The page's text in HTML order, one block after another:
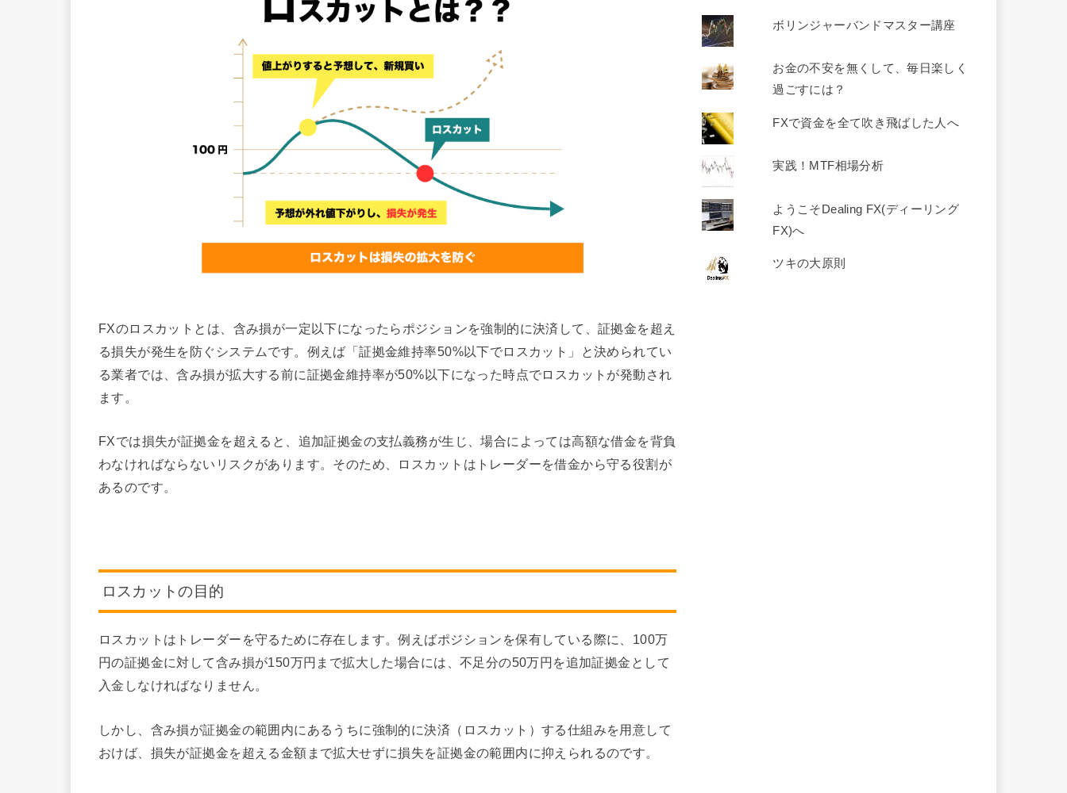
FXのロスカットとは、含み損が一定以下になったらポジションを強制的に決済して、証拠金を超え
る損失が発生を防ぐシステムです。例えば「証拠金維持率50%以下でロスカット」と決められてい
る業者では、含み損が拡大する前に証拠金維持率が50%以下になった時点でロスカットが発動され
ます。
FXでは損失が証拠金を超えると、追加証拠金の支払義務が生じ、場合によっては高額な借金を背負
わなければならないリスクがあります。そのため、ロスカットはトレーダーを借金から守る役割が
あるのです。
ロスカットの目的
ロスカットはトレーダーを守るために存在します。例えばポジションを保有している際に、100万
円の証拠金に対して含み損が150万円まで拡大した場合には、不足分の50万円を追加証拠金として
入金しなければなりません。
しかし、含み損が証拠金の範囲内にあるうちに強制的に決済（ロスカット）する仕組みを用意して
おけば、損失が証拠金を超える金額まで拡大せずに損失を証拠金の範囲内に抑えられるのです。
ボリンジャーバンドマスター講座
お金の不安を無くして、毎日楽しく
過ごすには？
FXで資金を全て吹き飛ばした人へ
実践！MTF相場分析
ようこそDealing FX(ディーリング
FX)へ
ツキの大原則